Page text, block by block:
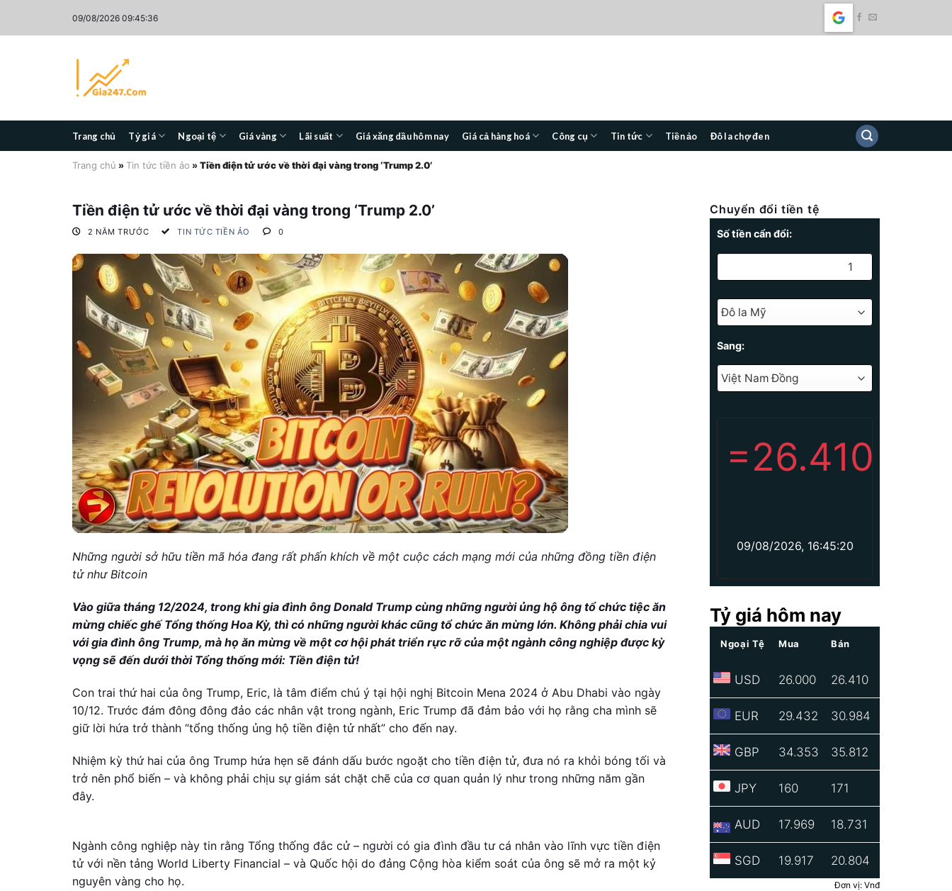
09/08/2026 09:45:37
Trang chủ Tỷ giá Ngoại tệ Giá vàng Lãi suất Giá xăng dầu hôm nay Giá cả hàng hoá Công cụ Tin tức Tiền ảo Đô la chợ đen
Trang chủ » Tin tức tiền ảo »Tiền điện tử ước về thời đại vàng trong ‘Trump 2.0’
Tiền điện tử ước về thời đại vàng trong ‘Trump 2.0’
2 NĂM TRƯỚC TIN TỨC TIỀN ẢO 0
Những người sở hữu tiền mã hóa đang rất phấn khích về một cuộc cách mạng mới của những đồng tiền điện
tử như Bitcoin
Vào giữa tháng 12/2024, trong khi gia đình ông Donald Trump cùng những người ủng hộ ông tổ chức tiệc ăn
mừng chiếc ghế Tổng thống Hoa Kỳ, thì có những người khác cũng tổ chức ăn mừng lớn. Không phải chia vui
với gia đình ông Trump, mà họ ăn mừng về một cơ hội phát triển rực rỡ của một ngành công nghiệp được kỳ
vọng sẽ đến dưới thời Tổng thống mới: Tiền điện tử!
Con trai thứ hai của ông Trump, Eric, là tâm điểm chú ý tại hội nghị Bitcoin Mena 2024 ở Abu Dhabi vào ngày
10/12. Trước đám đông đông đảo các nhân vật trong ngành, Eric Trump đã đảm bảo với họ rằng cha mình sẽ
giữ lời hứa trở thành “tổng thống ủng hộ tiền điện tử nhất” cho đến nay.
Nhiệm kỳ thứ hai của ông Trump hứa hẹn sẽ đánh dấu bước ngoặt cho tiền điện tử, đưa nó ra khỏi bóng tối và
trở nên phổ biến – và không phải chịu sự giám sát chặt chẽ của cơ quan quản lý như trong những năm gần
đây.
Ngành công nghiệp này tin rằng Tổng thống đắc cử – người có gia đình đầu tư cá nhân vào lĩnh vực tiền điện
tử với nền tảng World Liberty Financial – và Quốc hội do đảng Cộng hòa kiểm soát của ông sẽ mở ra một kỷ
nguyên vàng cho họ.
Chuyển đổi tiền tệ
Số tiền cẩn đổi:
Sang:
=26.410
09/08/2026, 16:45:20
Tỷ giá hôm nay
Ngoại Tệ Mua Bán
USD 26.000 26.410
EUR 29.432 30.984
GBP 34.353 35.812
JPY 160 171
AUD 17.969 18.731
SGD 19.917 20.804
Đơn vị: Vnđ